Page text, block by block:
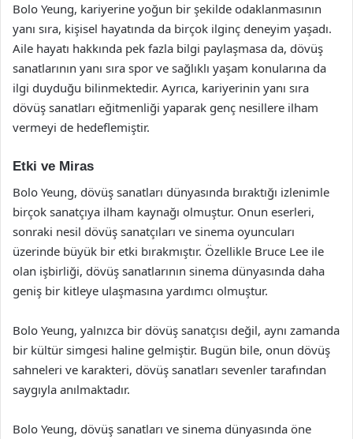
Bolo Yeung, kariyerine yoğun bir şekilde odaklanmasının
yanı sıra, kişisel hayatında da birçok ilginç deneyim yaşadı.
Aile hayatı hakkında pek fazla bilgi paylaşmasa da, dövüş
sanatlarının yanı sıra spor ve sağlıklı yaşam konularına da
ilgi duyduğu bilinmektedir. Ayrıca, kariyerinin yanı sıra
dövüş sanatları eğitmenliği yaparak genç nesillere ilham
vermeyi de hedeflemiştir.
Etki ve Miras
Bolo Yeung, dövüş sanatları dünyasında bıraktığı izlenimle
birçok sanatçıya ilham kaynağı olmuştur. Onun eserleri,
sonraki nesil dövüş sanatçıları ve sinema oyuncuları
üzerinde büyük bir etki bırakmıştır. Özellikle Bruce Lee ile
olan işbirliği, dövüş sanatlarının sinema dünyasında daha
geniş bir kitleye ulaşmasına yardımcı olmuştur.
Bolo Yeung, yalnızca bir dövüş sanatçısı değil, aynı zamanda
bir kültür simgesi haline gelmiştir. Bugün bile, onun dövüş
sahneleri ve karakteri, dövüş sanatları sevenler tarafından
saygıyla anılmaktadır.
Bolo Yeung, dövüş sanatları ve sinema dünyasında öne